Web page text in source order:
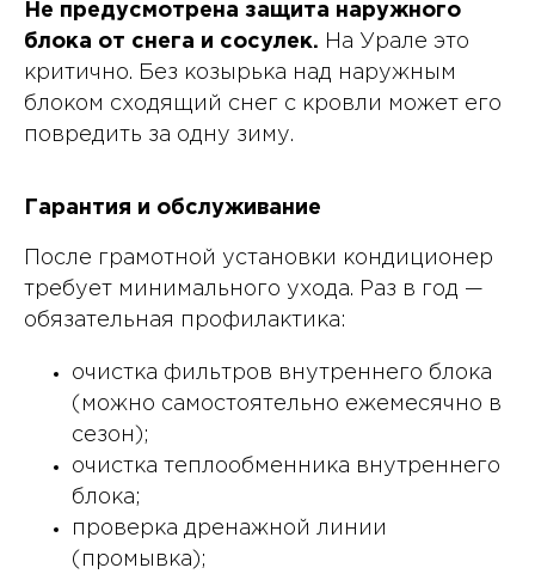
Не предусмотрена защита наружного
блока от снега и сосулек. На Урале это
критично. Без козырька над наружным
блоком сходящий снег с кровли может его
повредить за одну зиму.
Гарантия и обслуживание
После грамотной установки кондиционер
требует минимального ухода. Раз в год —
обязательная профилактика:
очистка фильтров внутреннего блока
(можно самостоятельно ежемесячно в
сезон);
очистка теплообменника внутреннего
блока;
проверка дренажной линии
(промывка);